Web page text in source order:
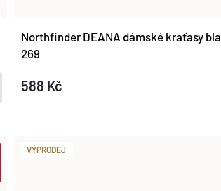
Northfinder DEANA dámské kraťasy
269
588 Kč
VÝPRODEJ